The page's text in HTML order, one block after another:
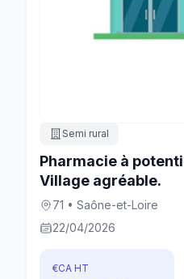
Semi rural
Pharmacie à
Village agréable.
71 • Saône-et-Loire
22/04/2026
€CA HT